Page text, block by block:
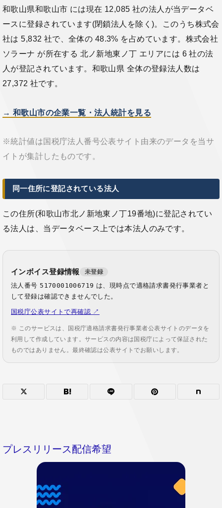
和歌山県和歌山市 には現在 12,085 社の法人が当データベ
ースに登録されています(閉鎖法人を除く)。このうち株式会
社は 5,832 社で、全体の 48.3% を占めています。株式会社
ソラーナ が所在する 北ノ新地東ノ丁 エリアには 6 社の法
人が登記されています。和歌山県 全体の登録法人数は
27,372 社です。
→ 和歌山市の企業一覧・法人統計を見る
※統計値は国税庁法人番号公表サイト由来のデータを当サ
イトが集計したものです。
同一住所に登記されている法人
この住所(和歌山市北ノ新地東ノ丁19番地)に登記されてい
る法人は、当データベース上では本法人のみです。
インボイス登録情報 未登録
法人番号 5170001006719 は、現時点で適格請求書発行事業者と
して登録は確認できませんでした。
国税庁公表サイトで再確認 ↗
※ このサービスは、国税庁適格請求書発行事業者公表サイトのデータを
利用して作成しています。サービスの内容は国税庁によって保証された
ものではありません。最終確認は公表サイトでお願いします。
プレスリリース配信希望